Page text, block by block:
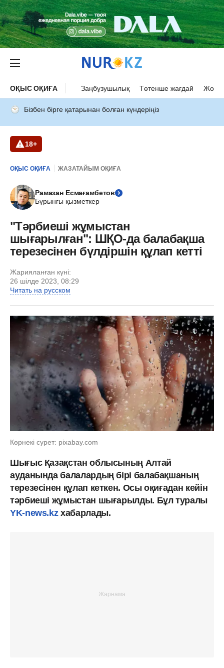
ОҚЫС ОҚИҒА Заңбұзушылық Төтенше жағдай Жол
Бізбен бірге қатарынан болған күндеріңіз
18+
ОҚЫС ОҚИҒА ЖАЗАТАЙЫМ ОҚИҒА
Рамазан Есмағамбетов
Бұрынғы қызметкер
"Тәрбиеші жұмыстан
шығарылған": ШҚО-да балабақша
терезесінен бүлдіршін құлап кетті
Жарияланған күні:
26 шілде 2023, 08:29
Читать на русском
Көрнекі сурет: pixabay.com
Шығыс Қазақстан облысының Алтай
ауданында балалардың бірі балабақшаның
терезесінен құлап кеткен. Осы оқиғадан кейін
тәрбиеші жұмыстан шығарылды. Бұл туралы
YK-news.kzхабарлады.